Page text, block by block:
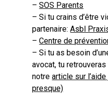
–SOS Parents
– Si tu crains d’être
partenaire:Asbl
–Centre de
– Si tu as besoin
avocat, tu
notrearticle sur
presque)